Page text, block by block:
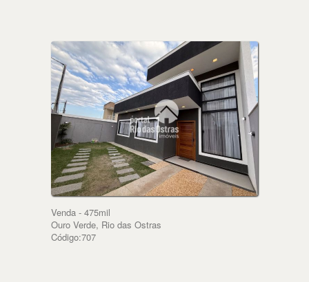
Venda - 475mil
Ouro Verde, Rio das Ostras
Código:707